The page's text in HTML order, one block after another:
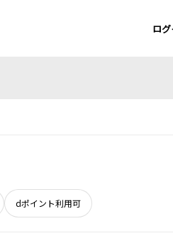
ロ
dポイント利用可